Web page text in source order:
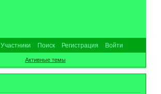
Участники Поиск Регистрация Войти
Активные темы